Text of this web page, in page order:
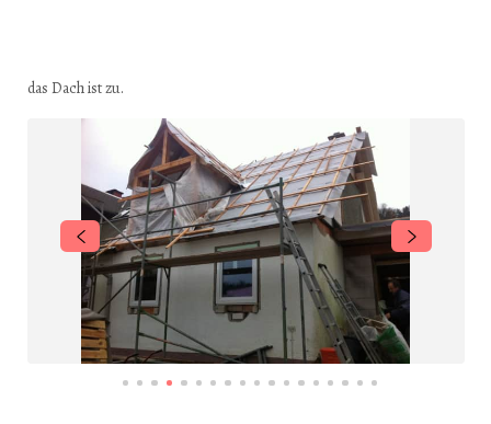
das Dach ist zu.